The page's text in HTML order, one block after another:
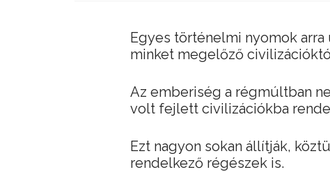
Egyes történelmi nyomok
minket megelőző
Az emberiség a régmúltban
volt fejlett civilizációkba
Ezt nagyon sokan állítják,
rendelkező régészek is.